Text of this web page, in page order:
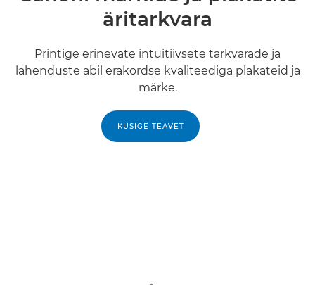
äritarkvara
Printige erinevate intuitiivsete tarkvarade ja
lahenduste abil erakordse kvaliteediga plakateid ja
märke.
KÜSIGE TEAVET